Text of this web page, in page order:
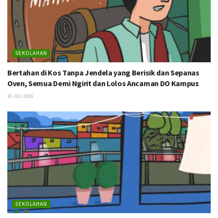
SEKOLAHAN
Bertahan di Kos Tanpa Jendela yang Berisik dan Sepanas
Oven, Semua Demi Ngirit dan Lolos Ancaman DO Kampus
30 JULI 2026
SEKOLAHAN